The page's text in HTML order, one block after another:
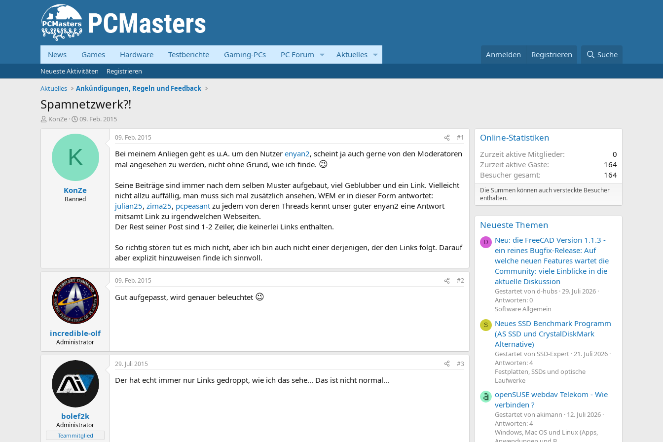
News Games Hardware Testberichte Gaming-PCs PC Forum Aktuelles Anmelden Registrieren Suche
Neueste Aktivitäten
Registrieren
Aktuelles
Ankündigungen, Regeln und Feedback
Spamnetzwerk?!
E
KonZe
E
s
e
l
t
a
m
09. Feb. 2015
K
KonZe
Banned
09. Feb. 2015 #1
Bei meinem Anliegen geht es u.A. um den Nutzer enyan2, scheint ja auch gerne von den Moderatoren
mal angesehen zu werden, nicht ohne Grund, wie ich finde. 😉
Seine Beiträge sind immer nach dem selben Muster aufgebaut, viel Geblubber und ein Link. Vielleicht
nicht allzu auffällig, man muss sich mal zusätzlich ansehen, WEM er in dieser Form antwortet:
julian25, zima25, pcpeasant zu jedem von deren Threads kennt unser guter enyan2 eine Antwort
mitsamt Link zu irgendwelchen Webseiten.
Der Rest seiner Post sind 1-2 Zeiler, die keinerlei Links enthalten.
So richtig stören tut es mich nicht, aber ich bin auch nicht einer derjenigen, der den Links folgt. Darauf
aber explizit hinzuweisen finde ich sinnvoll.
incredible-olf
Administrator
09. Feb. 2015 #2
Gut aufgepasst, wird genauer beleuchtet 😉
bolef2k
Administrator
Teammitglied
29. Juli 2015 #3
Der hat echt immer nur Links gedroppt, wie ich das sehe... Das ist nicht normal...
Online-Statistiken
Zurzeit aktive Mitglieder
0
Zurzeit aktive Gäste
164
Besucher gesamt
164
Die Summen können auch versteckte Besucher
enthalten.
Neueste Themen
D
Neu: die FreeCAD Version 1.1.3 -
ein reines Bugfix-Release: Auf
welche neuen Features wartet die
Community: viele Einblicke in die
aktuelle Diskussion
Gestartet von d-hubs 29. Juli 2026
Antworten: 0
Software Allgemein
S
Neues SSD Benchmark Programm
(AS SSD und CrystalDiskMark
Alternative)
Gestartet von SSD-Expert 21. Juli 2026
Antworten: 4
Festplatten, SSDs und optische
Laufwerke
openSUSE webdav Telekom - Wie
verbinden ?
Gestartet von akimann
12. Juli 2026
Antworten: 4
Windows, Mac OS und Linux (Apps,